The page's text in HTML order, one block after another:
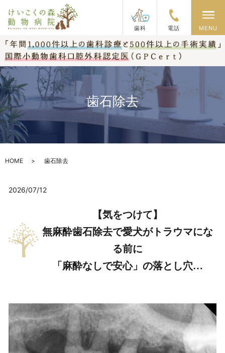
歯科 電話
メ
MENU
歯石除去
HOME 歯石除去
2026/07/12
【気をつけて】
無麻酔歯石除去で愛犬がトラウマにな
る前に
「麻酔なしで安心」の落とし穴…